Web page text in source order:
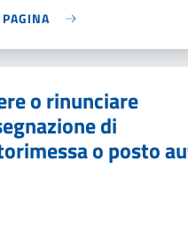
o rinunciare
di
o posto